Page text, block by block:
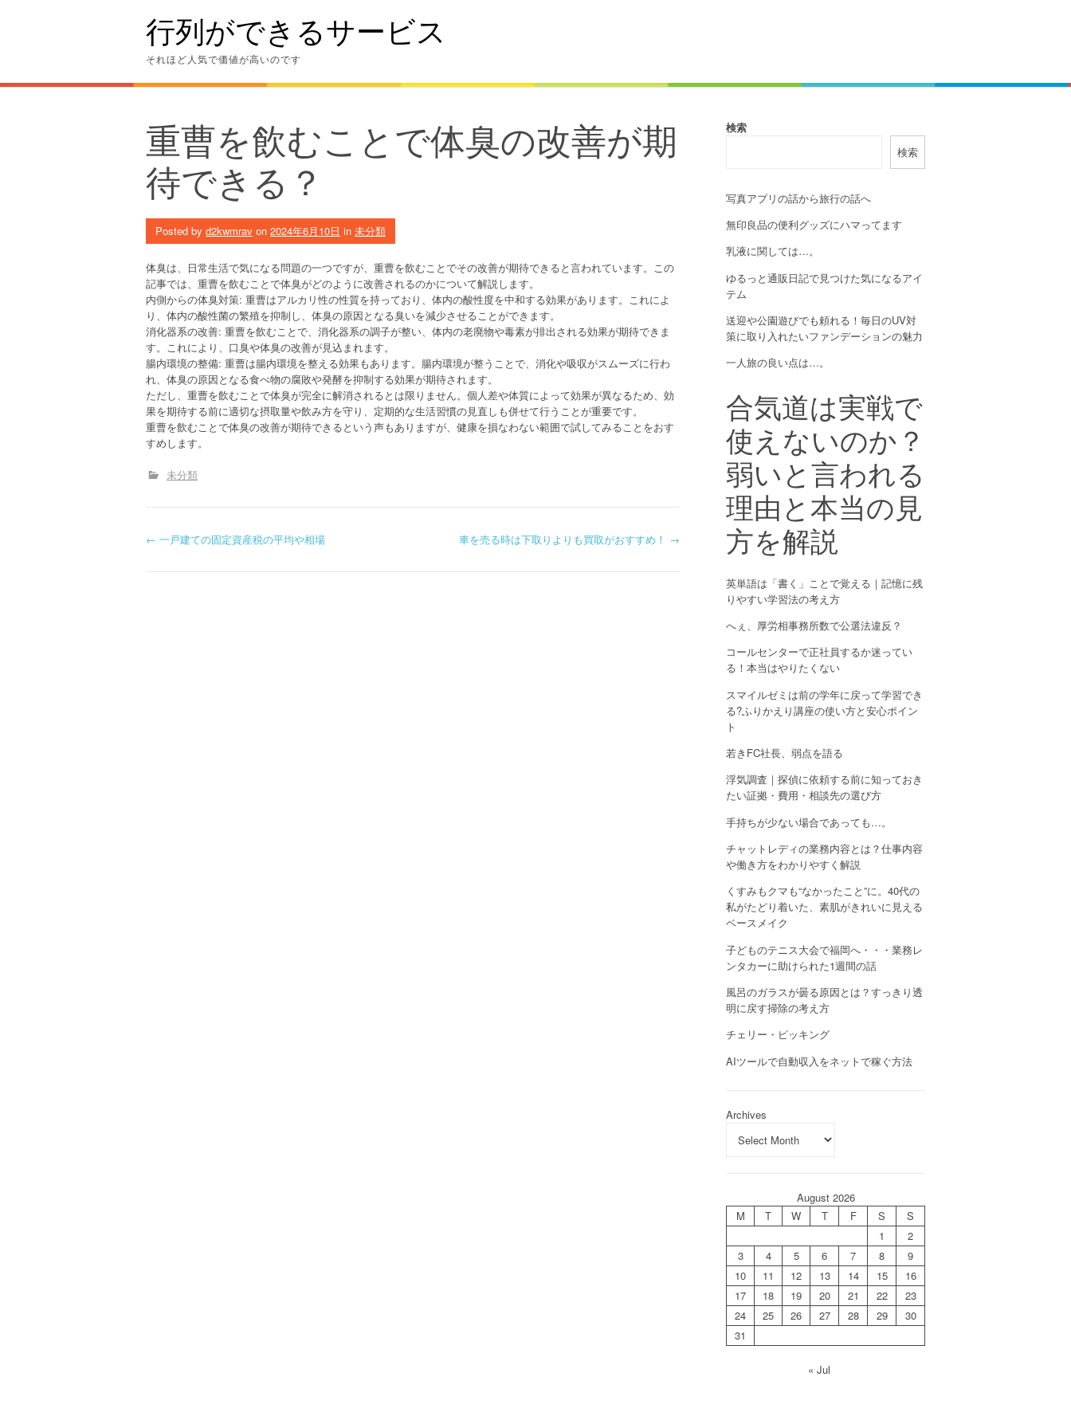
行列ができるサービス
それほど人気で価値が高いのです
重曹を飲むことで体臭の改善が期
待できる？
Posted by d2kwmrav on 2024年6月10日 in 未分類
体臭は、日常生活で気になる問題の一つですが、重曹を飲むことでその改善が期待できると言われています。この
記事では、重曹を飲むことで体臭がどのように改善されるのかについて解説します。
内側からの体臭対策: 重曹はアルカリ性の性質を持っており、体内の酸性度を中和する効果があります。これによ
り、体内の酸性菌の繁殖を抑制し、体臭の原因となる臭いを減少させることができます。
消化器系の改善: 重曹を飲むことで、消化器系の調子が整い、体内の老廃物や毒素が排出される効果が期待できま
す。これにより、口臭や体臭の改善が見込まれます。
腸内環境の整備: 重曹は腸内環境を整える効果もあります。腸内環境が整うことで、消化や吸収がスムーズに行わ
れ、体臭の原因となる食べ物の腐敗や発酵を抑制する効果が期待されます。
ただし、重曹を飲むことで体臭が完全に解消されるとは限りません。個人差や体質によって効果が異なるため、効
果を期待する前に適切な摂取量や飲み方を守り、定期的な生活習慣の見直しも併せて行うことが重要です。
重曹を飲むことで体臭の改善が期待できるという声もありますが、健康を損なわない範囲で試してみることをおす
すめします。
未分類
P
← 一戸建ての固定資産税の平均や相場 車を売る時は下取りよりも買取がおすすめ！ →
検索
検索
写真アプリの話から旅行の話へ
無印良品の便利グッズにハマってます
乳液に関しては…。
ゆるっと通販日記で見つけた気になるアイ
テム
送迎や公園遊びでも頼れる！毎日のUV対
策に取り入れたいファンデーションの魅力
一人旅の良い点は…。
合気道は実戦で
使えないのか？
弱いと言われる
理由と本当の見
方を解説
英単語は「書く」ことで覚える｜記憶に残
りやすい学習法の考え方
へぇ、厚労相事務所数で公選法違反？
コールセンターで正社員するか迷ってい
る！本当はやりたくない
スマイルゼミは前の学年に戻って学習でき
る?ふりかえり講座の使い方と安心ポイン
ト
若きFC社長、弱点を語る
浮気調査｜探偵に依頼する前に知っておき
たい証拠・費用・相談先の選び方
手持ちが少ない場合であっても…。
チャットレディの業務内容とは？仕事内容
や働き方をわかりやすく解説
くすみもクマも“なかったこと”に。40代の
私がたどり着いた、素肌がきれいに見える
ベースメイク
子どものテニス大会で福岡へ・・・業務レ
ンタカーに助けられた1週間の話
風呂のガラスが曇る原因とは？すっきり透
明に戻す掃除の考え方
チェリー・ピッキング
AIツールで自動収入をネットで稼ぐ方法
Archives
August 2026
M
T W T F S
S
1
2
3
4 5 6 7 8
9
10
11 12 13 14 15
16
17
18 19 20 21 22
23
24
25 26 27 28 29
30
31
« Jul